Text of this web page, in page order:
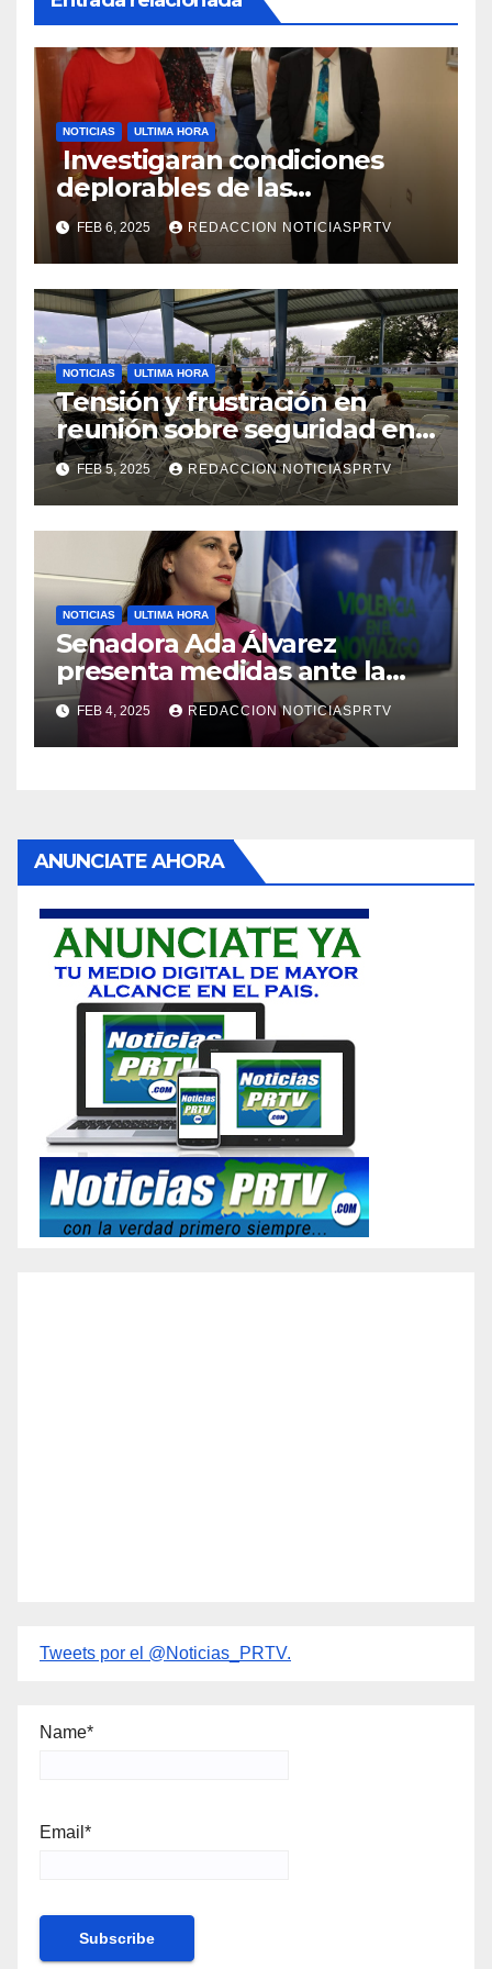
NOTICIAS ULTIMA HORA
Investigaran condiciones
deplorables de las
facilidades el Departamento
de la Salud en Mayagüez
FEB 6, 2025 REDACCION NOTICIASPRTV
NOTICIAS ULTIMA HORA
Tensión y frustración en
reunión sobre seguridad en
Reparto Metropolitano
FEB 5, 2025 REDACCION NOTICIASPRTV
NOTICIAS ULTIMA HORA
Senadora Ada Álvarez
presenta medidas ante la
violencia en el noviazgo
FEB 4, 2025 REDACCION NOTICIASPRTV
ANUNCIATE AHORA
Tweets por el @Noticias_PRTV.
Name*
Email*